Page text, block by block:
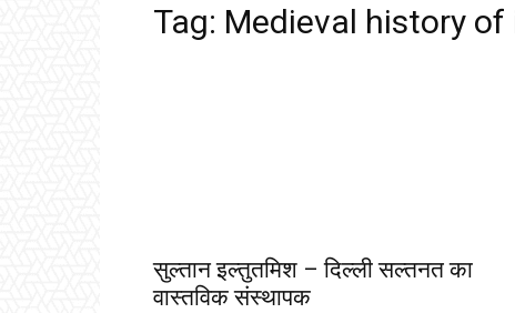
Tag: Medieval history of
सुल्तान इल्तुतमिश – दिल्ली सल्तनत का
वास्तविक संस्थापक